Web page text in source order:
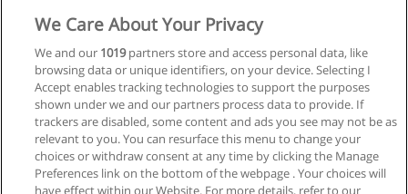
We Care About Your Privacy
We and our 1019partners store and access personal data, like
browsing data or unique identifiers, on your device. Selecting I
Accept enables tracking technologies to support the purposes
shown under we and our partners process data to provide. If
trackers are disabled, some content and ads you see may not be as
relevant to you. You can resurface this menu to change your
choices or withdraw consent at any time by clicking the Manage
Preferences link on the bottom of the webpage . Your choices will
have effect within our Website. For more details, refer to our